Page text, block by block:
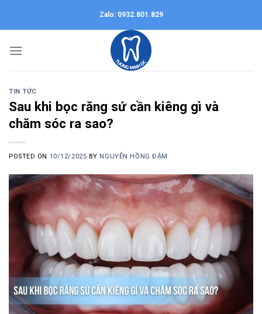
Zalo: 0932.801.829
TIN TỨC
Sau khi bọc răng sứ cần kiêng gì và
chăm sóc ra sao?
POSTED ON 10/12/2025 BY NGUYỄN HỒNG ĐẬM